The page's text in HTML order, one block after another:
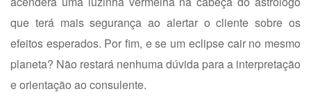
que terá mais segurança ao alertar o cliente sobre os
efeitos esperados. Por fim, e se um eclipse cair no mesmo
planeta? Não restará nenhuma dúvida para a interpretação
e orientação ao consulente.